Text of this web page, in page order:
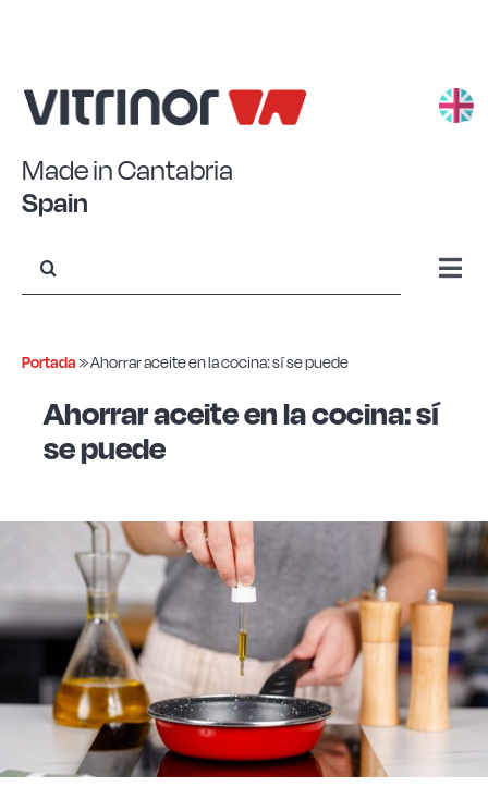
Made in Cantabria
Spain
Aluminio forjado
Acero forjado
Borosilicato
Más Menaje
Sostenibles
Portada»Ahorrar aceite en la cocina: sí se puede
Ahorrar aceite en la cocina: sí
se puede